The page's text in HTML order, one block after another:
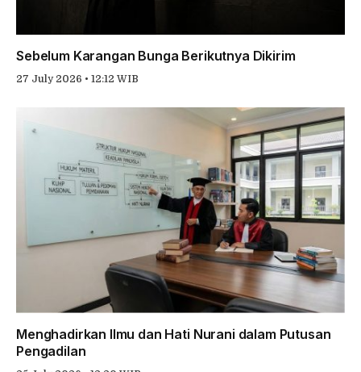
Sebelum Karangan Bunga Berikutnya Dikirim
27 July 2026 • 12:12 WIB
Menghadirkan Ilmu dan Hati Nurani dalam Putusan
Pengadilan